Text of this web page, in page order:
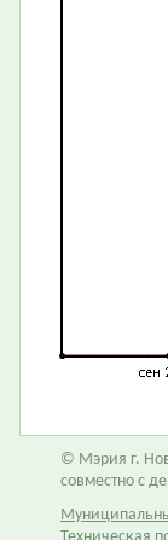
© Мэрия г.
совместно с